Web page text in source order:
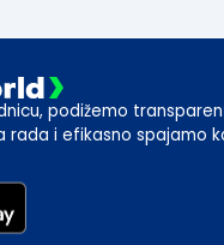
podižemo
rada i efikasno spajamo